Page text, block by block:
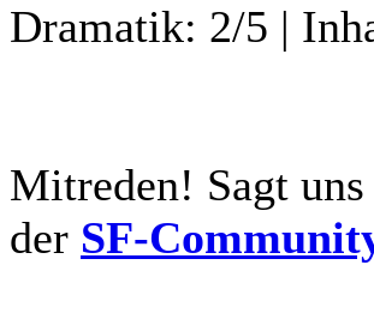
Dramatik: 2/5 |
Mitreden! Sagt
der SF-